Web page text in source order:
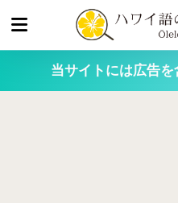
当サイトには広告を